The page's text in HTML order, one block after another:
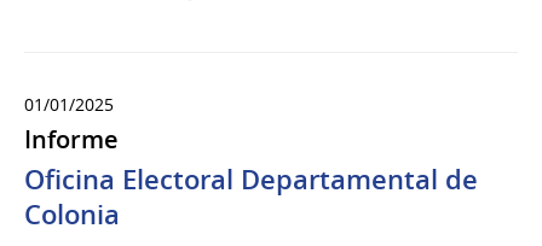
01/01/2025
Informe
Oficina Electoral Departamental de
Colonia